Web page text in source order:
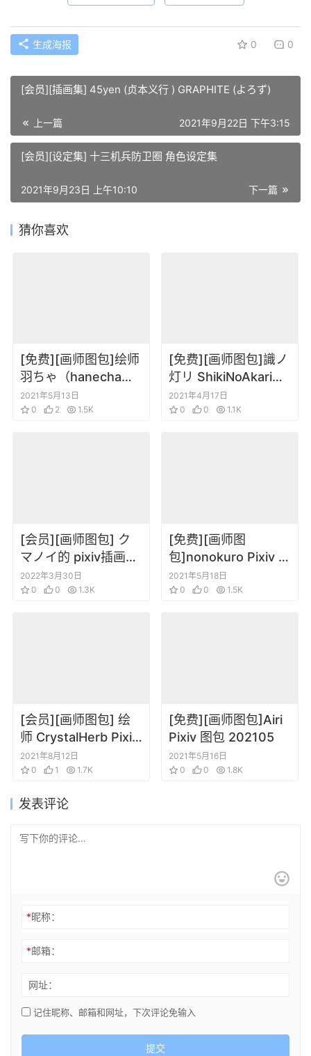
生成海报 0 0
[会员][插画集] 45yen (贞本义行 ) GRAPHITE (よろず)
上一篇 2021年9月22日 下午3:15
[会员][设定集] 十三机兵防卫圈 角色设定集
下一篇
2021年9月23日 上午10:10
猜你喜欢
[免费][画师图包]绘师
羽ちゃ（hanecha）
Pixiv 图包202105
2021年5月13日
0
2 1.5K
[免费][画师图包]識ノ
灯リ ShikiNoAkari
Pixiv 图包 202104
2021年4月17日
0
0 1.1K
[会员][画师图包] ク
マノイ的 pixiv插画合
集[更新到220330]
2022年3月30日
0
0 1.3K
[免费][画师图
包]nonokuro Pixiv 图
包 202105
2021年5月18日
0
0 1.5K
[会员][画师图包] 绘
师 CrystalHerb Pixiv
Picture Pack
2021年8月12日
0
1 1.7K
[免费][画师图包]Airi
Pixiv 图包 202105
2021年5月16日
0
0 1.8K
发表评论
*昵称：
*邮箱：
网址：
记住昵称、邮箱和网址，下次评论免输入
提交